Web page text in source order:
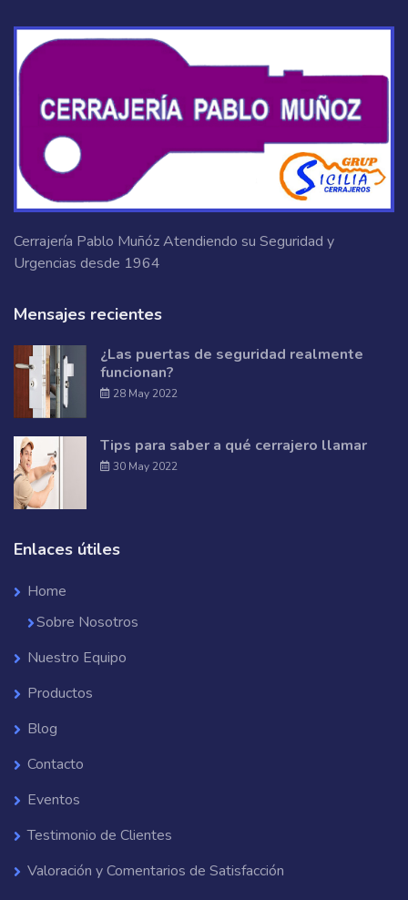
Cerrajería Pablo Muñóz Atendiendo su Seguridad y
Urgencias desde 1964
Mensajes recientes
¿Las puertas de seguridad realmente
funcionan?
28 May 2022
Tips para saber a qué cerrajero llamar
30 May 2022
Enlaces útiles
Home
Sobre Nosotros
Nuestro Equipo
Productos
Blog
Contacto
Eventos
Testimonio de Clientes
Valoración y Comentarios de Satisfacción